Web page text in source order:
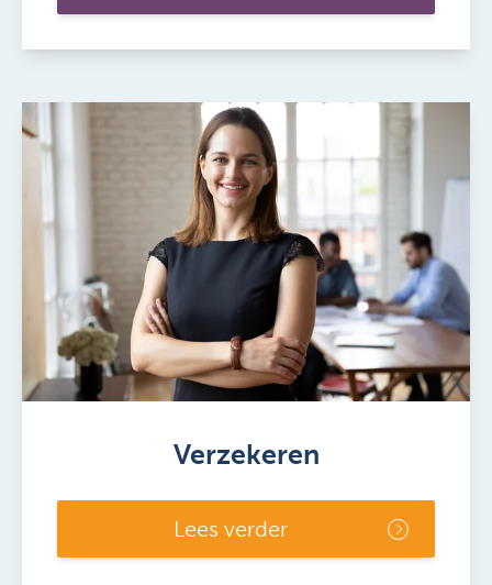
Verzekeren
Lees verder